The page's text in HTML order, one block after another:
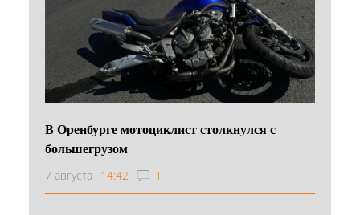
В Оренбурге мотоциклист столкнулся с
большегрузом
7 августа 14:42 1